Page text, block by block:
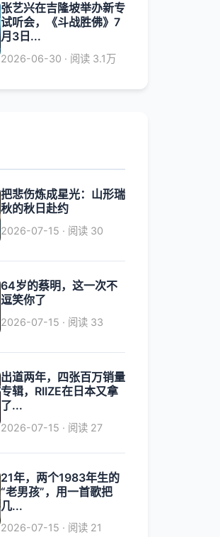
张艺兴在吉隆坡举办新专
试听会，《斗战胜佛》7
月3日...
2026-06-30 · 阅读 3.1万
把悲伤炼成星光：山形瑞
秋的秋日赴约
2026-07-15 · 阅读 30
64岁的蔡明，这一次不
逗笑你了
2026-07-15 · 阅读 33
出道两年，四张百万销量
专辑，RIIZE在日本又拿
了...
2026-07-15 · 阅读 27
21年，两个1983年生的
“老男孩”，用一首歌把
几...
2026-07-15 · 阅读 21